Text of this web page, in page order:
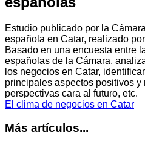
Estudio publicado por la
española en Catar, realizado
Basado en una encuesta entre
españolas de la Cámara,
los negocios en Catar,
principales aspectos positivos y
perspectivas cara al futuro, etc.
El clima de negocios en Catar
Más artículos...